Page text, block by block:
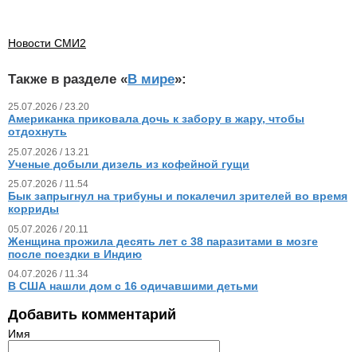
Новости СМИ2
Также в разделе «В мире»:
25.07.2026 / 23.20
Американка приковала дочь к забору в жару, чтобы
отдохнуть
25.07.2026 / 13.21
Ученые добыли дизель из кофейной гущи
25.07.2026 / 11.54
Бык запрыгнул на трибуны и покалечил зрителей во время
корриды
05.07.2026 / 20.11
Женщина прожила десять лет с 38 паразитами в мозге
после поездки в Индию
04.07.2026 / 11.34
В США нашли дом с 16 одичавшими детьми
Добавить комментарий
Имя